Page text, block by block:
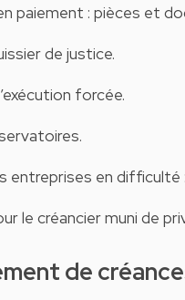
paiement : pièces et
de justice.
forcée.
en difficulté
le créancier muni de
de